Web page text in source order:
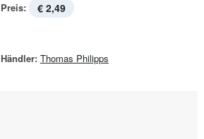
Preis: € 2,49
Händler: Thomas Philipps